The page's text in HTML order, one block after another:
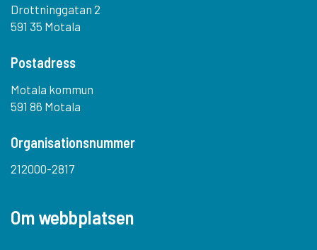
Drottninggatan 2
591 35 Motala
Postadress
Motala kommun
591 86 Motala
Organisationsnummer
212000-2817
Om webbplatsen